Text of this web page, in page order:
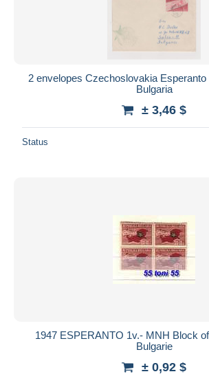
2 envelopes Czechoslovakia Esperanto
Bulgaria
± 3,46 $
Status
1947 ESPERANTO 1v.- MNH Block
Bulgarie
± 0,92 $